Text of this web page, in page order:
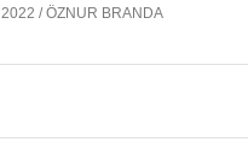
2022 / ÖZNUR BRANDA